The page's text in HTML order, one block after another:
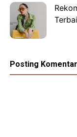
Posting Komentar